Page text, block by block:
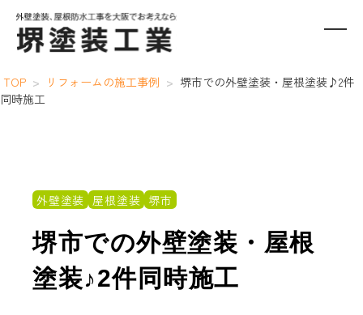
TOP > リフォームの施工事例 > 堺市での外壁塗装・屋根塗装♪2件
同時施工
外壁塗装 屋根塗装 堺市
堺市での外壁塗装・屋根
塗装♪2件同時施工